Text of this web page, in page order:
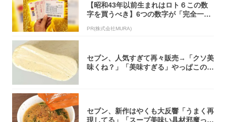
【昭和43年以前生まれはロト６この数
字を買うべき】6つの数字が「完全一
PR(株式会社MURA)
セブン、人気すぎて再々販売→「クソ美
味くね？」「美味すぎる」やっぱこのク
セブン、新作はやくも大反響「うまく再
現してる」「スープ美味い具材邪魔って